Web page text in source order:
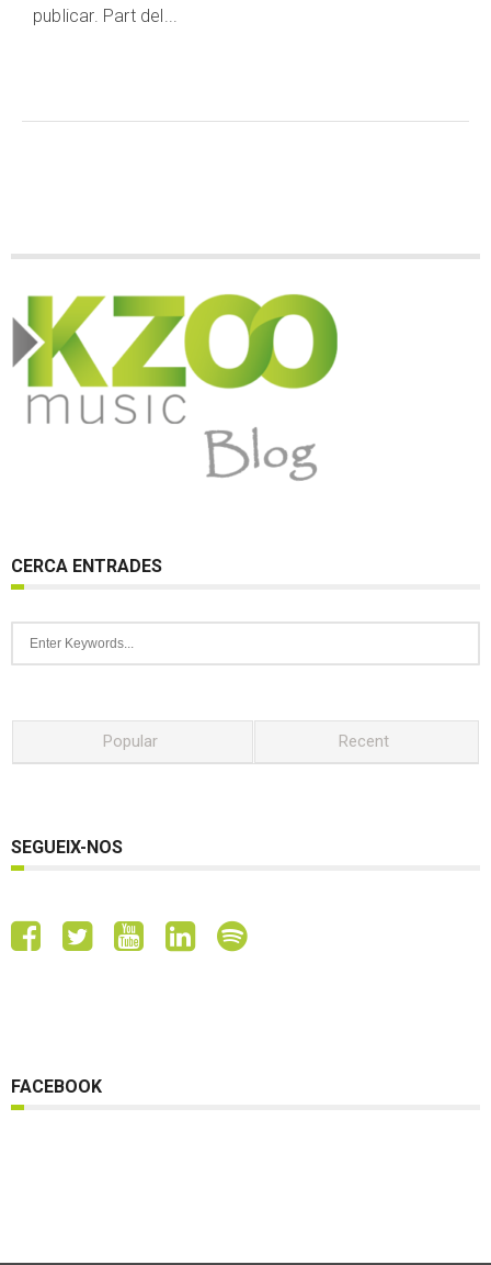
publicar. Part del...
CERCA ENTRADES
Popular Recent
SEGUEIX-NOS
FACEBOOK